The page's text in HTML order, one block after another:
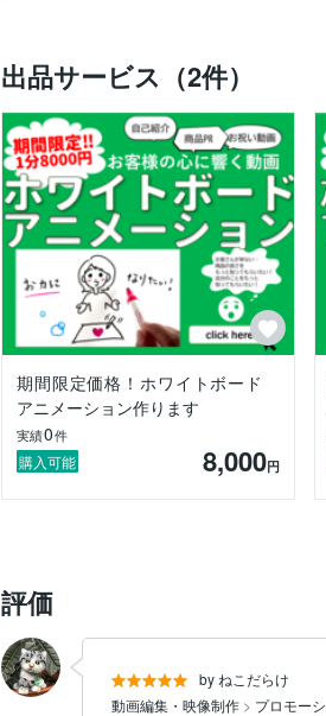
商品の良さをもっと知ってほしい…
あなたのそのお悩み、ホワイトボー
ホワイトボードアニメーションとは…
ホワイトボードに絵を描いて動画を
近年様々な効果があると話題にもな
どんな効果があるのか……
・動画付きオンラインサイトでは64
・文字の羅列より３倍シェアされや
・視聴維持率80％！　→　8割の人が
・記憶に強く残る　→　テキストの2
このような効果を利用して、お客様の
「こんなことに困っている」「こん
出品サービス（2件）
期間限定価格！ホワイトボード
アニメーション作ります
実績0件
購入可能 8,000円
評価
by ねこだらけ
動画編集・映像制作 > プロモー